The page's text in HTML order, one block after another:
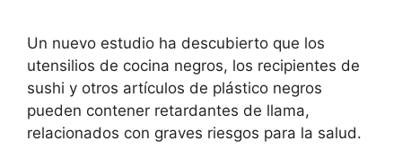
Un nuevo estudio ha descubierto que los
utensilios de cocina negros, los recipientes de
sushi y otros artículos de plástico negros
pueden contener retardantes de llama,
relacionados con graves riesgos para la salud.